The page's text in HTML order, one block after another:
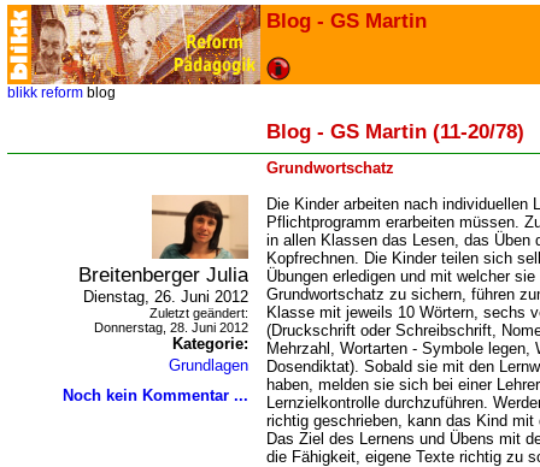
Blog - GS Martin
blikk reform blog
Blog - GS Martin (11-20/78)
Grundwortschatz
Breitenberger Julia
Dienstag, 26. Juni 2012
Zuletzt geändert:
Donnerstag, 28. Juni 2012
Kategorie:
Grundlagen
Noch kein Kommentar ...
Die Kinder arbeiten nach individuellen
Pflichtprogramm erarbeiten müssen.
in allen Klassen das Lesen, das Üben
Kopfrechnen. Die Kinder teilen sich
Übungen erledigen und mit welcher
Grundwortschatz zu sichern, führen
Klasse mit jeweils 10 Wörtern, sechs
(Druckschrift oder Schreibschrift,
Mehrzahl, Wortarten - Symbole
Dosendiktat). Sobald sie mit den
haben, melden sie sich bei einer
Lernzielkontrolle durchzuführen.
richtig geschrieben, kann das Kind
Das Ziel des Lernens und Übens mit
die Fähigkeit, eigene Texte richtig zu